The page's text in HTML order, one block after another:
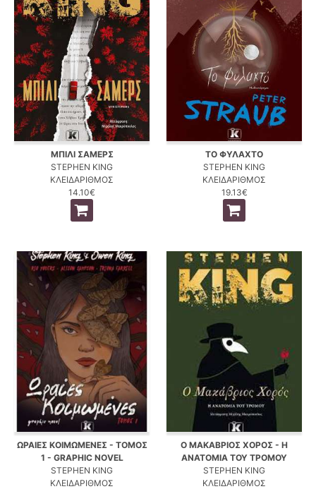
ΜΠΙΛΙ ΣΑΜΕΡΣ
STEPHEN KING
ΚΛΕΙΔΑΡΙΘΜΟΣ
14.10€
ΤΟ ΦΥΛΑΧΤΟ
STEPHEN KING
ΚΛΕΙΔΑΡΙΘΜΟΣ
19.13€
ΩΡΑΙΕΣ ΚΟΙΜΩΜΕΝΕΣ - ΤΟΜΟΣ
1 - GRAPHIC NOVEL
STEPHEN KING
ΚΛΕΙΔΑΡΙΘΜΟΣ
Ο ΜΑΚΑΒΡΙΟΣ ΧΟΡΟΣ - Η
ΑΝΑΤΟΜΙΑ ΤΟΥ ΤΡΟΜΟΥ
STEPHEN KING
ΚΛΕΙΔΑΡΙΘΜΟΣ